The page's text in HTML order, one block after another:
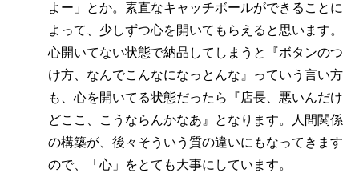
よー」とか。素直なキャッチボールができることに
よって、少しずつ心を開いてもらえると思います。
心開いてない状態で納品してしまうと『ボタンのつ
け方、なんでこんなになっとんな』っていう言い方
も、心を開いてる状態だったら『店長、悪いんだけ
どここ、こうならんかなあ』となります。人間関係
の構築が、後々そういう質の違いにもなってきます
ので、「心」をとても大事にしています。